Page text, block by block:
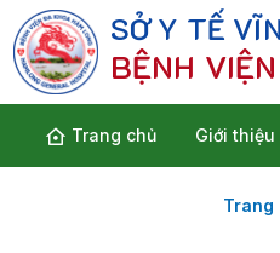
SỞ Y TẾ
BỆNH
Trang chủ Giới thiệu
Trang